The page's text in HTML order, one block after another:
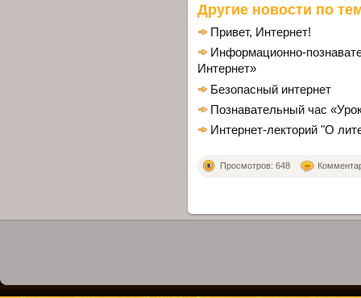
Другие новости по
Привет, Интернет!
Информационно-
Интернет»
Безопасный интернет
Познавательный час
Интернет-лекторий "О
Просмотров: 648